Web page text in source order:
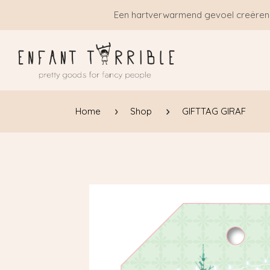
Een hartverwarmend gevoel creëren
Home Shop GIFTTAG GIRAF